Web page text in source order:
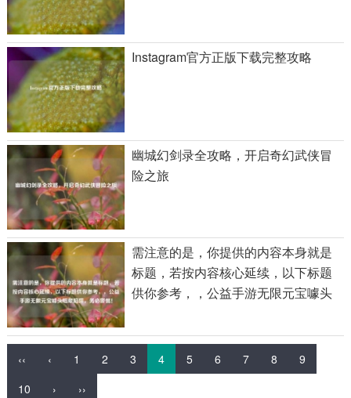
Instagram官方正版下载完整攻略
幽城幻剑录全攻略，开启奇幻武侠冒
险之旅
需注意的是，你提供的内容本身就是
标题，若按内容核心延续，以下标题
供你参考，，公益手游无限元宝噱头
‹‹ ‹ 1 2 3 4 5 6 7 8
9
10
› ››